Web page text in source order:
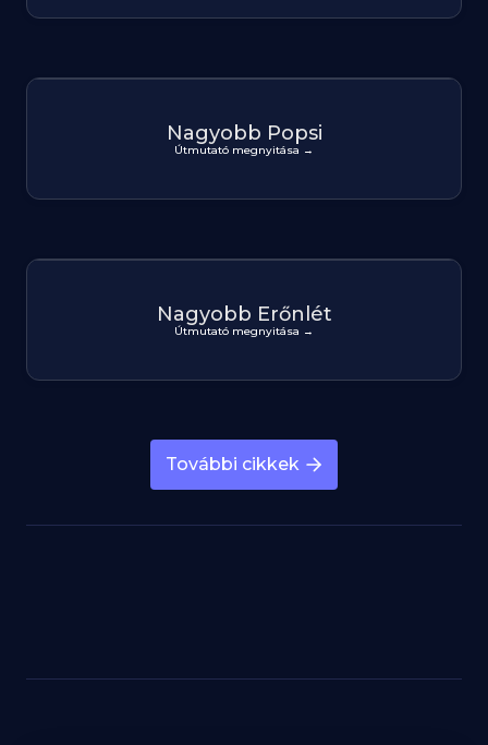
Nagyobb Popsi
Útmutató megnyitása →
Nagyobb Erőnlét
Útmutató megnyitása →
További cikkek